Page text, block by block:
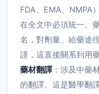
FDA、EMA、NMPA
在全文中必須統一。
名，對劑量、給藥途
謹，這直接關系到用
藥材翻譯 ：涉及中藥
的翻譯。這是醫學翻